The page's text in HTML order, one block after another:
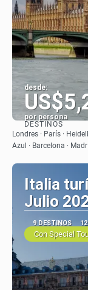
desde:
por persona
DESTINOS
Londres · París ·
Azul · Barcelona ·
Italia
Julio
9 DESTINOS
Con Special